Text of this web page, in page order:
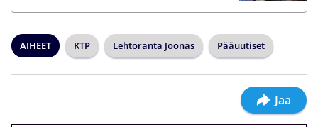
AIHEET KTP Lehtoranta Joonas Pääuutiset
Jaa